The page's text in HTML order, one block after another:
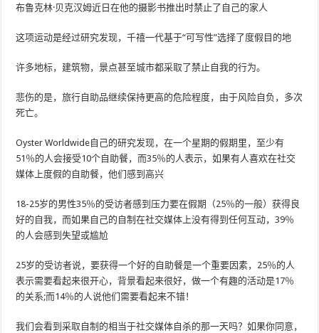
布鲁克林·贝克汉姆近日在他的摄影书推出时禁止了自己的家人
这项运动是经过研究发现，千禧一代基于“可写性”选择了度假目的地
许多地标，建筑物，景点甚至城市都采取了禁止自我的行为。
悲伤的是，旅行自助品继续保持更高的危险程度，由于风险自负，多次
死亡。
Oyster Worldwide自己的研究发现，在一个星期的假期里，至少有
51％的人会接受10个自助餐，而35％的人表示，如果有人喜欢在社交
媒体上度假的自助餐，他们感到高兴
18-25岁的男性35％的受访者感到压力要在假期（25％的一般）获得良
好的自我，而如果自己的自制在社交媒体上没有得到任何互动，39％
的人会感到失望或尴尬
25岁的受访者说，要获得一个好的自助餐是一个重要因素，25％的人
表示需要看起来很开心，背景看起来很好，做一个有趣的活动是17％
的关系;而14％的人说他们需要看起来不错！
我们会看到采取自制的相当于社交媒体自杀的那一天吗？如果你同意，